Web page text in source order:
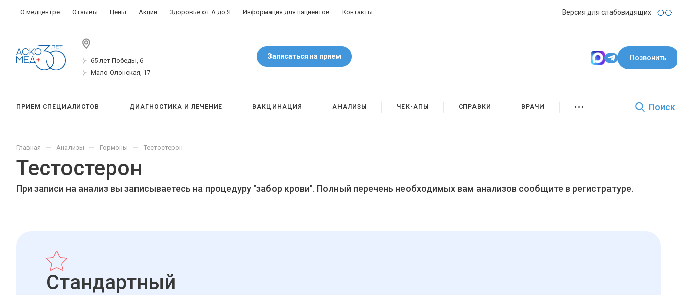
О медцентре Отзывы Цены Акции Здоровье от А до Я Информация для пациентов Контакты Версия для слабовидящих
65 лет Победы, 6
Мало-Олонская, 17
Записаться на прием Позвонить
ПРИЕМ СПЕЦИАЛИСТОВ ДИАГНОСТИКА И ЛЕЧЕНИЕ ВАКЦИНАЦИЯ АНАЛИЗЫ ЧЕК-АПЫ СПРАВКИ ВРАЧИ Поиск
Тестостерон
При записи на анализ вы записываетесь на процедуру "забор крови". Полный перечень необходимых вам анализов сообщите в регистратуре.
Главная — Анализы — Гормоны — Тестостерон
Стандартный